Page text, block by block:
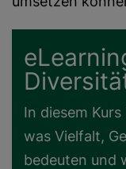
In diesem
was Vielfalt,
bedeuten und